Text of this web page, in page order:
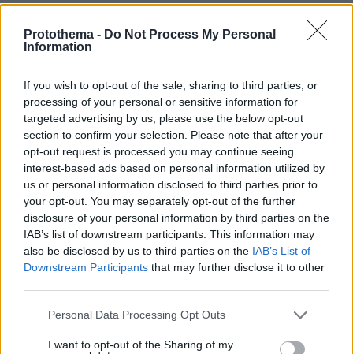
Protothema - Do Not Process My Personal
Information
If you wish to opt-out of the sale, sharing to third parties, or
processing of your personal or sensitive information for
targeted advertising by us, please use the below opt-out
section to confirm your selection. Please note that after your
opt-out request is processed you may continue seeing
interest-based ads based on personal information utilized by
us or personal information disclosed to third parties prior to
your opt-out. You may separately opt-out of the further
disclosure of your personal information by third parties on the
IAB’s list of downstream participants. This information may
also be disclosed by us to third parties on the IAB’s List of
Downstream Participants that may further disclose it to other
Please note that this website/app uses one or more Google
not limited to your visit or usage behaviour. You may click to
Personal Data Processing Opt Outs
I want to opt-out of the Sharing of my
ΔΕΙΤΕ ΟΛΕΣ ΤΙΣ ΕΙΔΗΣΕΙΣ
ΤΑ ΠΙΟ ΔΗΜΟΦΙΛΗ